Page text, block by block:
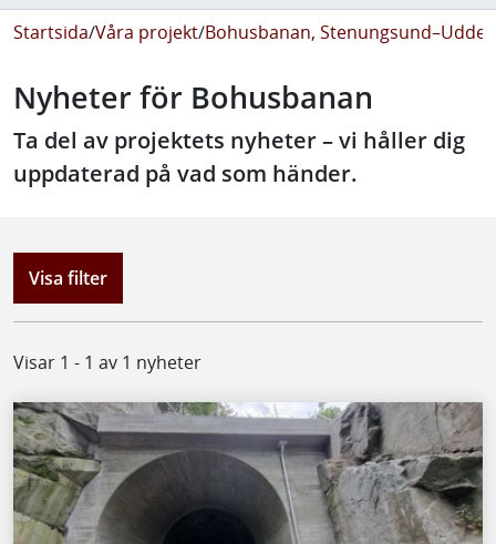
Startsida/Våra projekt/Bohusbanan,
Nyheter för Bohusbanan
Ta del av projektets nyheter – vi håller dig
uppdaterad på vad som händer.
Visa filter
Visar 1 - 1 av 1 nyheter